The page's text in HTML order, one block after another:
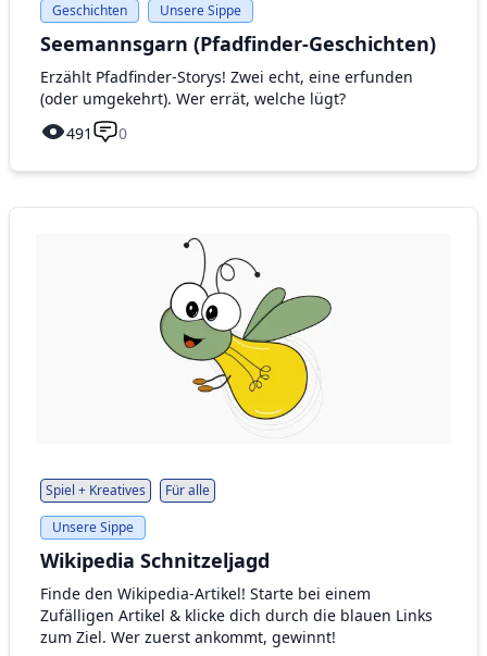
Geschichten
Unsere Sippe
Seemannsgarn (Pfadfinder-Geschichten)
Erzählt Pfadfinder-Storys! Zwei echt, eine erfunden
(oder umgekehrt). Wer errät, welche lügt?
491
0
Spiel + Kreatives
Für alle
Unsere Sippe
Wikipedia Schnitzeljagd
Finde den Wikipedia-Artikel! Starte bei einem
Zufälligen Artikel & klicke dich durch die blauen Links
zum Ziel. Wer zuerst ankommt, gewinnt!